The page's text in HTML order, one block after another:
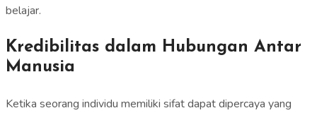
belajar.
Kredibilitas dalam Hubungan Antar
Manusia
Ketika seorang individu memiliki sifat dapat dipercaya yang